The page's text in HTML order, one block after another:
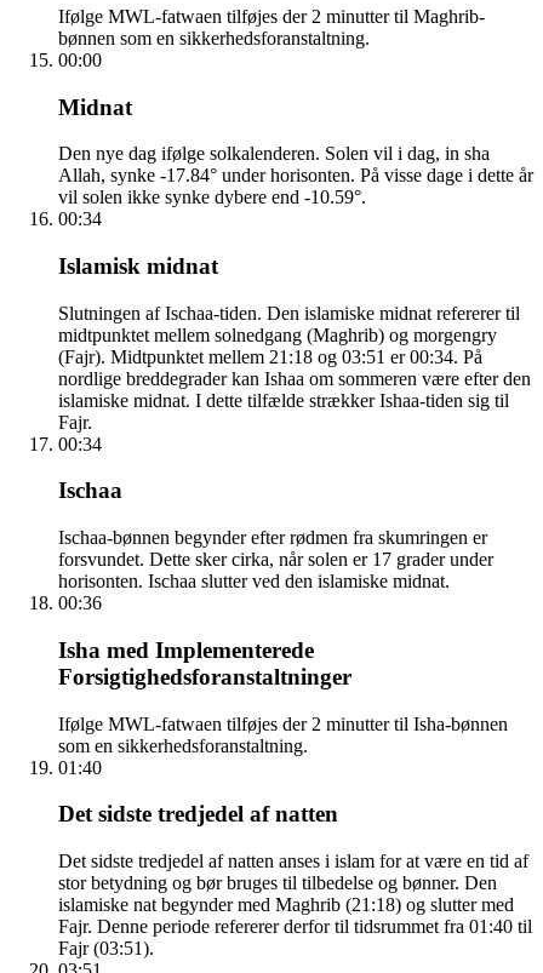
Ifølge MWL-fatwaen tilføjes der 2 minutter til Maghrib-
bønnen som en sikkerhedsforanstaltning.
00:00
Midnat
Den nye dag ifølge solkalenderen. Solen vil i dag, in sha
Allah, synke -17.84° under horisonten. På visse dage i dette år
vil solen ikke synke dybere end -10.59°.
00:34
Islamisk midnat
Slutningen af Ischaa-tiden. Den islamiske midnat refererer til
midtpunktet mellem solnedgang (Maghrib) og morgengry
(Fajr). Midtpunktet mellem 21:18 og 03:51 er 00:34. På
nordlige breddegrader kan Ishaa om sommeren være efter den
islamiske midnat. I dette tilfælde strækker Ishaa-tiden sig til
Fajr.
00:34
Ischaa
Ischaa-bønnen begynder efter rødmen fra skumringen er
forsvundet. Dette sker cirka, når solen er 17 grader under
horisonten. Ischaa slutter ved den islamiske midnat.
00:36
Isha med Implementerede
Forsigtighedsforanstaltninger
Ifølge MWL-fatwaen tilføjes der 2 minutter til Isha-bønnen
som en sikkerhedsforanstaltning.
01:40
Det sidste tredjedel af natten
Det sidste tredjedel af natten anses i islam for at være en tid af
stor betydning og bør bruges til tilbedelse og bønner. Den
islamiske nat begynder med Maghrib (21:18) og slutter med
Fajr. Denne periode refererer derfor til tidsrummet fra 01:40 til
Fajr (03:51).